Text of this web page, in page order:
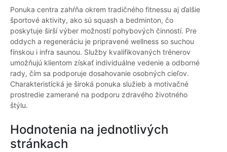
Ponuka centra zahŕňa okrem tradičného fitnessu aj ďalšie
športové aktivity, ako sú squash a bedminton, čo
poskytuje širší výber možností pohybových činností. Pre
oddych a regeneráciu je pripravené wellness so suchou
fínskou i infra saunou. Služby kvalifikovaných trénerov
umožňujú klientom získať individuálne vedenie a odborné
rady, čím sa podporuje dosahovanie osobných cieľov.
Charakteristická je široká ponuka služieb a motivačné
prostredie zamerané na podporu zdravého životného
štýlu.
Hodnotenia na jednotlivých
stránkach